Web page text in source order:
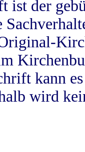
ist der
kann
wird